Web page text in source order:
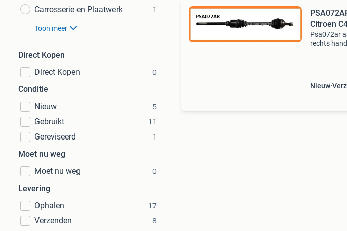
Carrosserie en Plaatwerk 1
Toon meer
Direct Kopen
Direct Kopen
0
Conditie
Nieuw
5
Gebruikt 11
Gereviseerd 1
Moet nu weg
Moet nu weg
0
Levering
Ophalen
17
Verzenden 8
Citroen
Psa072ar
rechts
Nieuw